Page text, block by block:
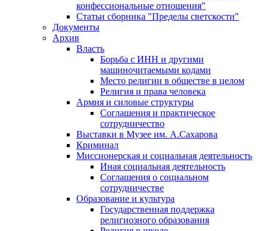
конфессиональные отношения"
Статьи сборника "Пределы светскости"
Документы
Архив
Власть
Борьба с ИНН и другими
машиночитаемыми кодами
Место религии в обществе в целом
Религия и права человека
Армия и силовые структуры
Соглашения и практическое
сотрудничество
Выставки в Музее им. А.Сахарова
Криминал
Миссионерская и социальная деятельность
Иная социальная деятельность
Соглашения о социальном
сотрудничестве
Образование и культура
Государственная поддержка
религиозного образования